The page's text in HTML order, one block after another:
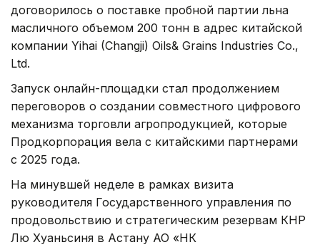
договорилось о поставке пробной партии льна
масличного объемом 200 тонн в адрес китайской
компании Yihai (Changji) Oils& Grains Industries Co.,
Ltd.
Запуск онлайн-площадки стал продолжением
переговоров о создании совместного цифрового
механизма торговли агропродукцией, которые
Продкорпорация вела с китайскими партнерами
с 2025 года.
На минувшей неделе в рамках визита
руководителя Государственного управления по
продовольствию и стратегическим резервам КНР
Лю Хуаньсиня в Астану АО «НК